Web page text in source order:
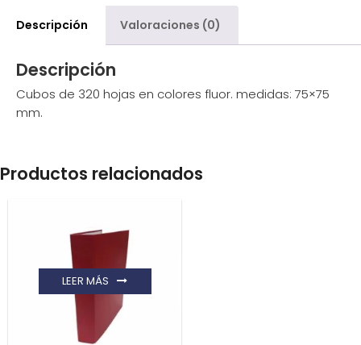
Descripción Valoraciones (0)
Descripción
Cubos de 320 hojas en colores fluor. medidas: 75×75
mm.
Productos relacionados
LEER MÁS